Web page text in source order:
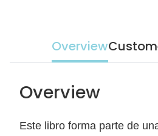
Overview
Overview
Este libro forma parte de